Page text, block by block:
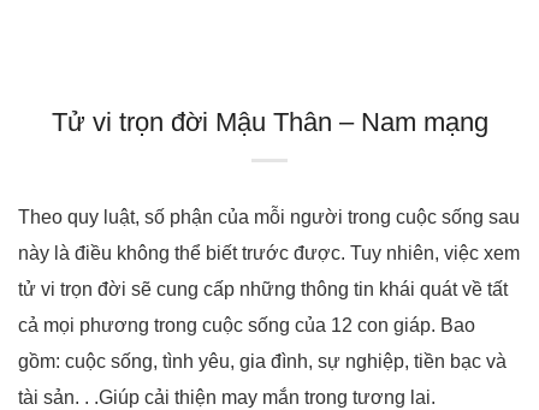
Tử vi trọn đời Mậu Thân – Nam mạng
Theo quy luật, số phận của mỗi người trong cuộc sống sau
này là điều không thể biết trước được. Tuy nhiên, việc xem
tử vi trọn đời sẽ cung cấp những thông tin khái quát về tất
cả mọi phương trong cuộc sống của 12 con giáp. Bao
gồm: cuộc sống, tình yêu, gia đình, sự nghiệp, tiền bạc và
tài sản. . .Giúp cải thiện may mắn trong tương lai.